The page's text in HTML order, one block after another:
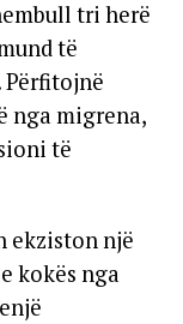
tri herë
të
Përfitojnë
nga migrena,
të
ekziston një
kokës nga